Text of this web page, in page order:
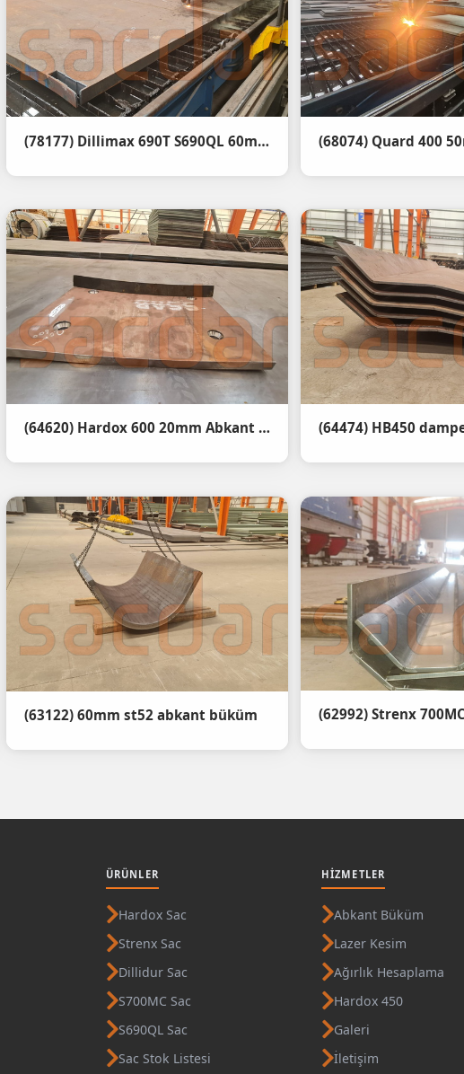
(78177) Dillimax 690T S690QL 60mm Oksijen Kesim
(64620) Hardox 600 20mm Abkant Büküm - Hardox 600 20mm steel bending
(63122) 60mm st52 abkant büküm
ÜRÜNLER
Hardox Sac
Strenx Sac
Dillidur Sac
S700MC Sac
S690QL Sac
Sac Stok Listesi
HIZMETLER
Abkant Büküm
Lazer Kesim
Ağırlık Hesaplama
Hardox 450
Galeri
İletişim